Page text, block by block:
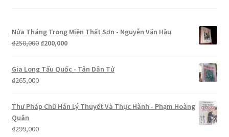
Nửa Tháng Trong Miền Thất Sơn - Nguyễn Văn Hầu
₫250,000 Giá
₫250,000.
₫200,000Giá
tại
Gia Long Tẩu Quốc - Tân Dân Tử
₫265,000
Thư Pháp Chữ Hán Lý Thuyết Và Thực Hành - Phạm Hoàng
Quân
₫299,000